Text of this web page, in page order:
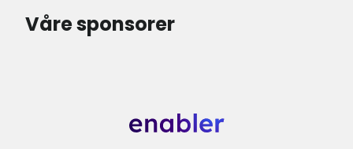
Våre sponsorer